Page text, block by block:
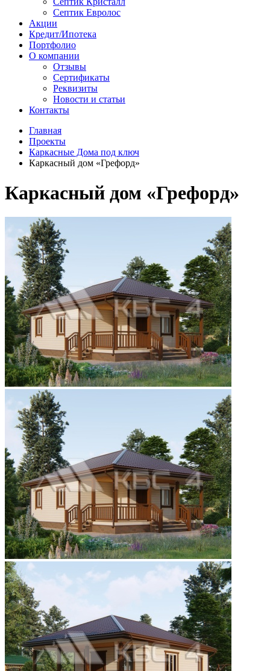
Септик Евролос
Акции
Кредит/Ипотека
Портфолио
О компании
Отзывы
Сертификаты
Реквизиты
Новости и статьи
Контакты
Главная
Проекты
Каркасные Дома под ключ
Каркасный дом «Грефорд»
Каркасный дом «Грефорд»